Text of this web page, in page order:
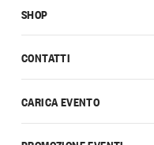
CONTATTI
CARICA EVENTO
SHOP